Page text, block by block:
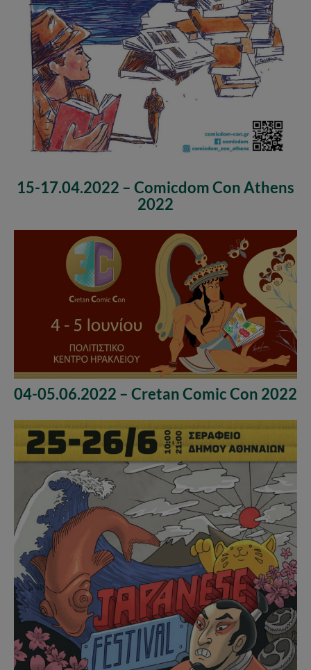
15-17.04.2022 – Comicdom Con Athens
2022
04-05.06.2022 – Cretan Comic Con 2022